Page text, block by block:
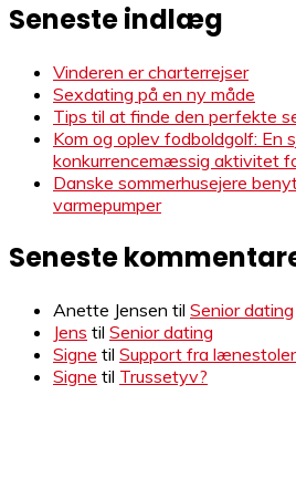
Seneste indlæg
Vinderen er charterrejser
Sexdating på en ny måde
Tips til at finde den perfekte
Kom og oplev fodboldgolf: En
konkurrencemæssig aktivitet
Danske sommerhusejere
varmepumper
Seneste
Anette Jensen til Senior dating
Jens til Senior dating
Signe til Support fra
Signe til Trussetyv?